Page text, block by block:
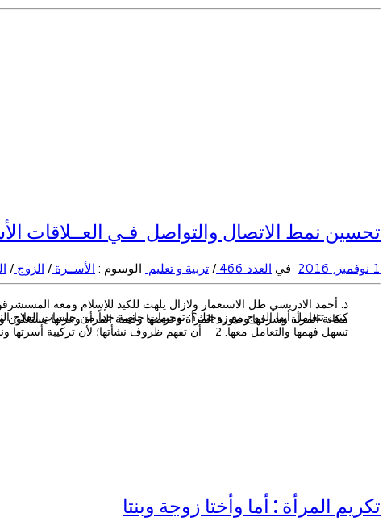
تسهل فهمها والتعامل معها. 2 – أن تفهم ظروف نشأتها؛ لأن تركيبة أسرتها ونمط العلاقات بين […]
تحسين نمط الاتصال والتواصل فـي العــلاقات
1 نوفمبر, 2016 في العدد 466 /تربية و تعليم الوسوم : الأســرة / الزوج /
ذ. أحمد الادريسي ظل الاستعمار ولازال يلهث للكيد للإسلام ومعه
مكانة المرأة وشرفها وصورة المرأة وعرضها وقيمة المرأة وعزتها يستغلون
تكريم المرأة : أما وأختا زوجة وبنتا